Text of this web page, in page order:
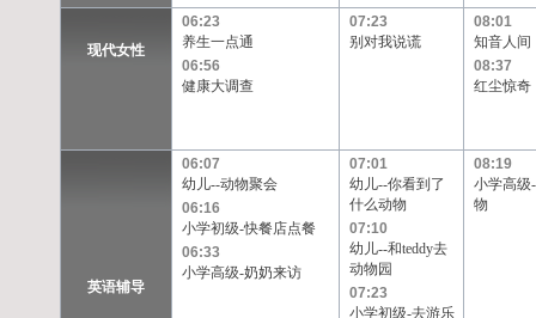
现代女性
06:23
养生一点通
06:56
健康大调查
07:23
别对我说谎
08:01
知音人间
08:37
红尘惊奇
英语辅导
06:07
幼儿--动物聚会
06:16
小学初级-快餐店点餐
06:33
小学高级-奶奶来访
07:01
幼儿--你看到了
什么动物
07:10
幼儿--和teddy去
动物园
07:23
小学初级-去游乐
08:19
小学高级
物